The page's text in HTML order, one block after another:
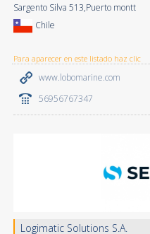
Sargento Silva 513,Puerto montt
Chile
Para aparecer en este listado haz clic
www.lobomarine.com
56956767347
Logimatic Solutions S.A.